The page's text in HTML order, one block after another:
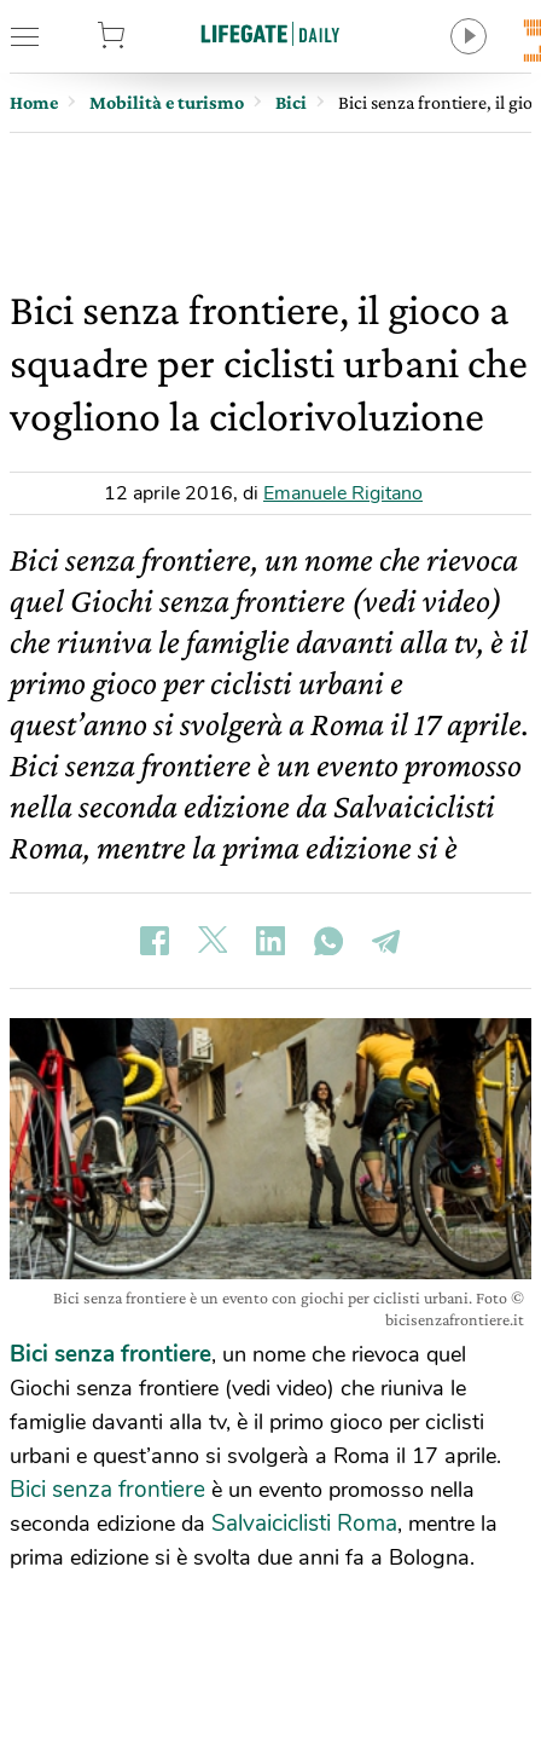
Home Mobilità e turismo Bici Bici senza frontiere, il
Bici senza frontiere, il gioco a
squadre per ciclisti urbani che
vogliono la ciclorivoluzione
12 aprile 2016, di Emanuele Rigitano
Bici senza frontiere, un nome che rievoca
quel Giochi senza frontiere (vedi video)
che riuniva le famiglie davanti alla tv, è il
primo gioco per ciclisti urbani e
quest’anno si svolgerà a Roma il 17 aprile.
Bici senza frontiere è un evento promosso
nella seconda edizione da Salvaiciclisti
Roma, mentre la prima edizione si è
Bici senza frontiere è un evento con giochi per ciclisti urbani. Foto ©
bicisenzafrontiere.it
Bici senza frontiere, un nome che rievoca quel
Giochi senza frontiere (vedi video) che riuniva le
famiglie davanti alla tv, è il primo gioco per ciclisti
urbani e quest’anno si svolgerà a Roma il 17 aprile.
Bici senza frontiere è un evento promosso nella
seconda edizione da Salvaiciclisti Roma, mentre la
prima edizione si è svolta due anni fa a Bologna.